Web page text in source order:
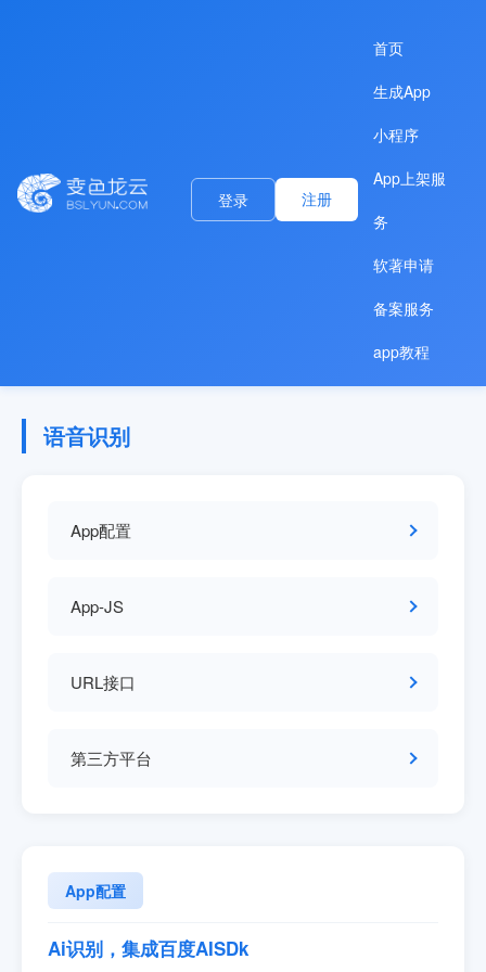
首页
生成App
小程序
App上架服
务
软著申请
备案服务
app教程
登录 注册
语音识别
App配置
App-JS
URL接口
第三方平台
App配置
Ai识别，集成百度AISDk